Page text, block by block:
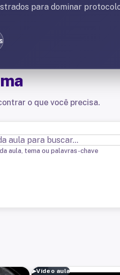
para dominar
o que você precisa.
aula, tema ou palavras-chave
▶Vídeo aula